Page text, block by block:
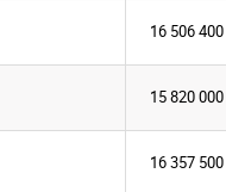
16 506 400
15 820 000
16 357 500